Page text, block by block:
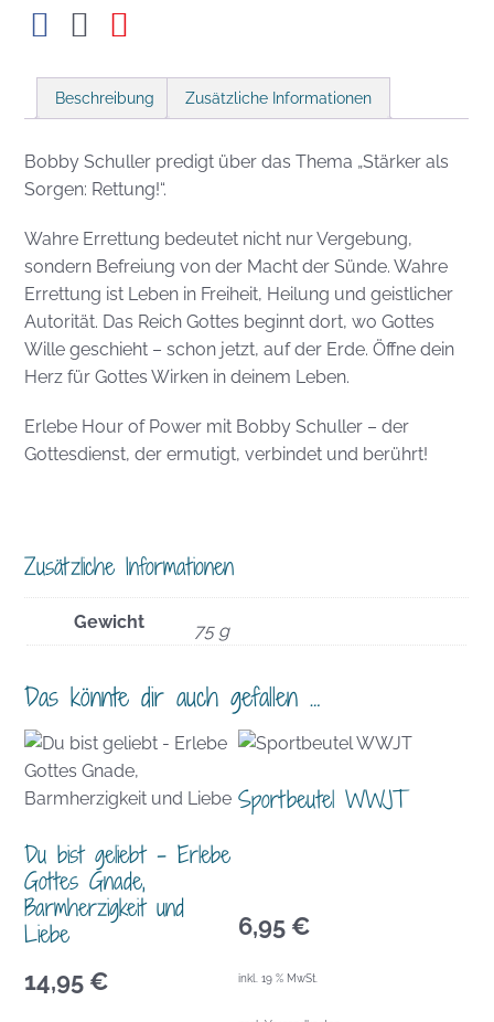
Beschreibung Zusätzliche Informationen
Bobby Schuller predigt über das Thema „Stärker als
Sorgen: Rettung!“.
Wahre Errettung bedeutet nicht nur Vergebung,
sondern Befreiung von der Macht der Sünde. Wahre
Errettung ist Leben in Freiheit, Heilung und geistlicher
Autorität. Das Reich Gottes beginnt dort, wo Gottes
Wille geschieht – schon jetzt, auf der Erde. Öffne dein
Herz für Gottes Wirken in deinem Leben.
Erlebe Hour of Power mit Bobby Schuller – der
Gottesdienst, der ermutigt, verbindet und berührt!
Zusätzliche Informationen
Gewicht 75 g
Das könnte dir auch gefallen …
Du bist geliebt – Erlebe
Gottes Gnade,
Barmherzigkeit und
Liebe
14,95 €
Sportbeutel WWJT
6,95 €
inkl. 19 % MwSt.